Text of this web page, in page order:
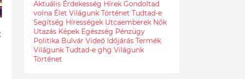
Aktuális Érdekesség Hírek Gondoltad
volna Élet Világunk Történet Tudtad-e
Segítség Hírességek Utcaemberek Nők
Utazás Képek Egészség Pénzügy
Politika Bulvár Videó Időjárás Termék
Világunk Tudtad-e ghg Világunk
Történet